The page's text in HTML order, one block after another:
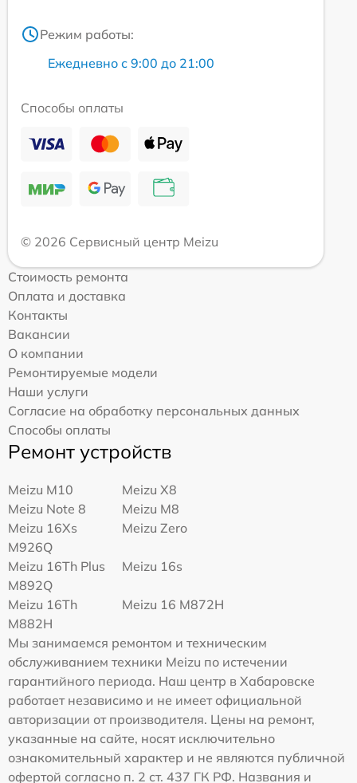
Режим работы:
Ежедневно с 9:00 до 21:00
Способы оплаты
© 2026 Сервисный центр Meizu
Стоимость ремонта
Оплата и доставка
Контакты
Вакансии
О компании
Ремонтируемые модели
Наши услуги
Согласие на обработку персональных данных
Способы оплаты
Ремонт устройств
Meizu M10
Meizu X8
Meizu Note 8
Meizu M8
Meizu 16Xs
M926Q
Meizu Zero
Meizu 16Th Plus
M892Q
Meizu 16s
Meizu 16Th
M882H
Meizu 16 M872H
Мы занимаемся ремонтом и техническим
обслуживанием техники Meizu по истечении
гарантийного периода. Наш центр в Хабаровске
работает независимо и не имеет официальной
авторизации от производителя. Цены на ремонт,
указанные на сайте, носят исключительно
ознакомительный характер и не являются публичной
офертой согласно п. 2 ст. 437 ГК РФ. Названия и